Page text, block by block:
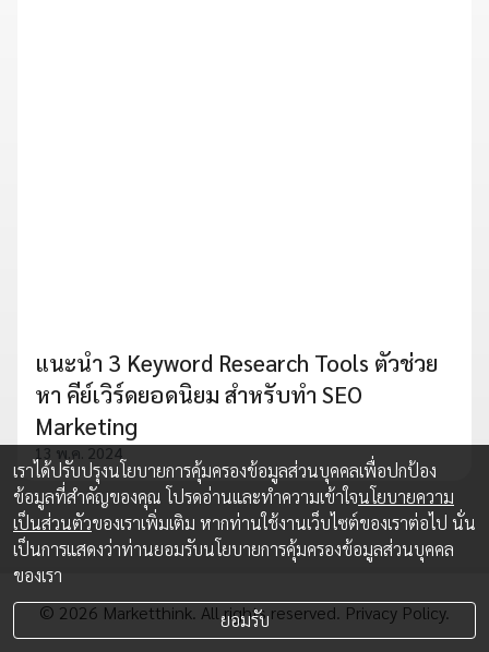
แนะนำ 3 Keyword Research Tools ตัวช่วย
หา คีย์เวิร์ดยอดนิยม สำหรับทำ SEO
Marketing
13 พ.ค. 2024
© 2026 Marketthink. All rights reserved. Privacy Policy.
เราได้ปรับปรุงนโยบายการคุ้มครองข้อมูลส่วนบุคคลเพื่อปกป้อง
ข้อมูลที่สำคัญของคุณ โปรดอ่านและทำความเข้าใจนโยบายความ
เป็นส่วนตัวของเราเพิ่มเติม หากท่านใช้งานเว็บไซต์ของเราต่อไป นั่น
เป็นการแสดงว่าท่านยอมรับนโยบายการคุ้มครองข้อมูลส่วนบุคคล
ของเรา
ยอมรับ